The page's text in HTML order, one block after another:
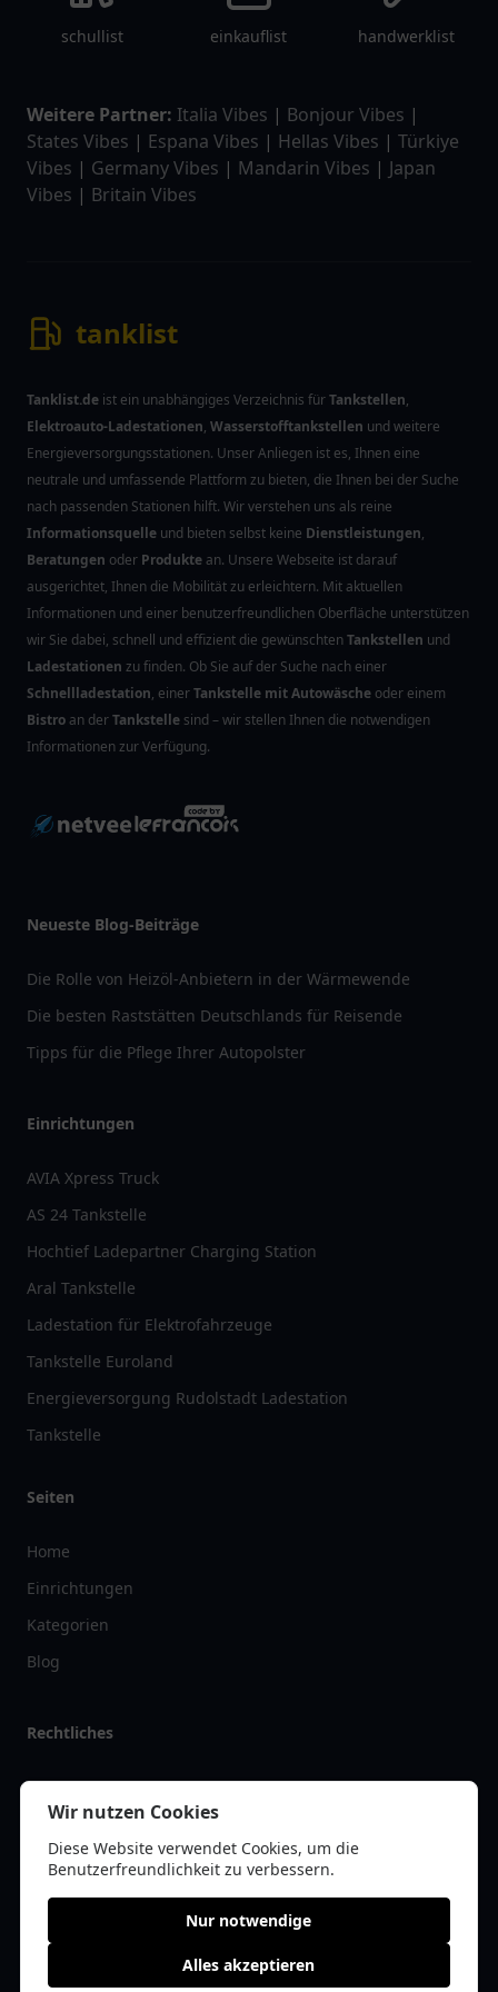
schullist einkauflist handwerklist
Weitere Partner: Italia Vibes | Bonjour Vibes |
States Vibes | Espana Vibes | Hellas Vibes | Türkiye
Vibes | Germany Vibes | Mandarin Vibes | Japan
Vibes | Britain Vibes
tanklist
Tanklist.de ist ein unabhängiges Verzeichnis fürTankstellen,
Elektroauto-Ladestationen, Wasserstofftankstellen und weitere
Energieversorgungsstationen. Unser Anliegen ist es, Ihnen eine
neutrale und umfassende Plattform zu bieten, die Ihnen bei der Suche
nach passenden Stationen hilft. Wir verstehen uns als reine
Informationsquelle und bieten selbst keine Dienstleistungen,
Beratungen oder Produkte an. Unsere Webseite ist darauf
ausgerichtet, Ihnen die Mobilität zu erleichtern. Mit aktuellen
Informationen und einer benutzerfreundlichen Oberfläche unterstützen
wir Sie dabei, schnell und effizient die gewünschtenTankstellen und
Ladestationen zu finden. Ob Sie auf der Suche nach einer
Schnellladestation, einerTankstelle mit Autowäsche oder einem
Bistro an derTankstelle sind – wir stellen Ihnen die notwendigen
Informationen zur Verfügung.
Neueste Blog-Beiträge
Die Rolle von Heizöl-Anbietern in der Wärmewende
Die besten Raststätten Deutschlands für Reisende
Tipps für die Pflege Ihrer Autopolster
Einrichtungen
AVIA Xpress Truck
AS 24 Tankstelle
Hochtief Ladepartner Charging Station
Aral Tankstelle
Ladestation für Elektrofahrzeuge
Tankstelle Euroland
Energieversorgung Rudolstadt Ladestation
Tankstelle
Seiten
Home
Einrichtungen
Kategorien
Blog
Rechtliches
Impressum
Datenschutz
Kontakt
Wir nutzen Cookies
Diese Website verwendet Cookies, um die
Benutzerfreundlichkeit zu verbessern.
Nur notwendige
Alles akzeptieren